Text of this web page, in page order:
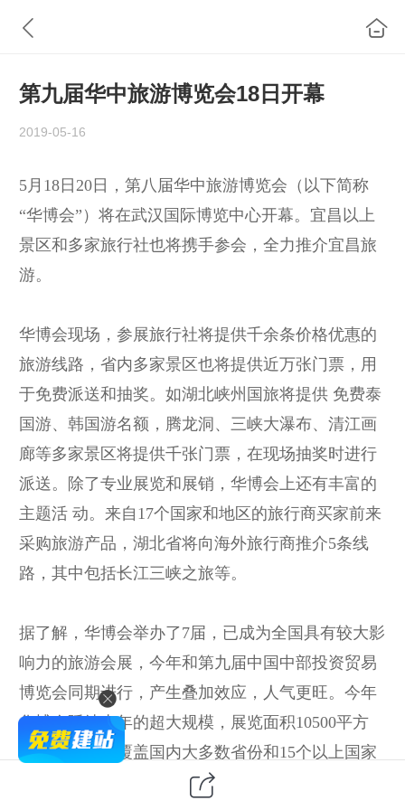
第九届华中旅游博览会18日开幕
2019-05-16
5月18日20日，第八届华中旅游博览会（以下简称
“华博会”）将在武汉国际博览中心开幕。宜昌以上
景区和多家旅行社也将携手参会，全力推介宜昌旅
游。
华博会现场，参展旅行社将提供千余条价格优惠的
旅游线路，省内多家景区也将提供近万张门票，用
于免费派送和抽奖。如湖北峡州国旅将提供 免费泰
国游、韩国游名额，腾龙洞、三峡大瀑布、清江画
廊等多家景区将提供千张门票，在现场抽奖时进行
派送。除了专业展览和展销，华博会上还有丰富的
主题活 动。来自17个国家和地区的旅行商买家前来
采购旅游产品，湖北省将向海外旅行商推介5条线
路，其中包括长江三峡之旅等。
据了解，华博会举办了7届，已成为全国具有较大影
响力的旅游会展，今年和第九届中国中部投资贸易
博览会同期进行，产生叠加效应，人气更旺。今年
华博会延续去年的超大规模，展览面积10500平方
米，参展客商覆盖国内大多数省份和15个以上国家